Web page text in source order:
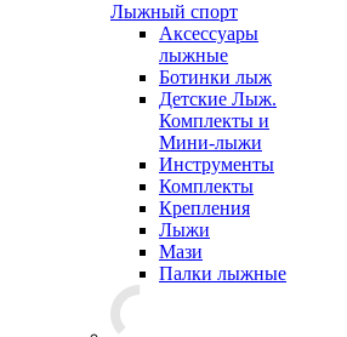
Лыжный спорт
Аксессуары
лыжные
Ботинки лыж
Детские Лыж.
Комплекты и
Мини-лыжи
Инструменты
Комплекты
Крепления
Лыжи
Мази
Палки лыжные